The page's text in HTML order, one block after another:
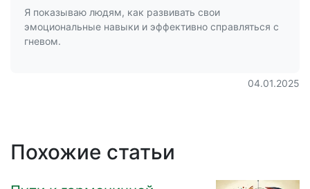
Я показываю людям, как развивать свои
эмоциональные навыки и эффективно справляться с
гневом.
04.01.2025
Похожие статьи